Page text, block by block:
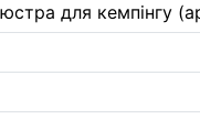
для кемпінгу